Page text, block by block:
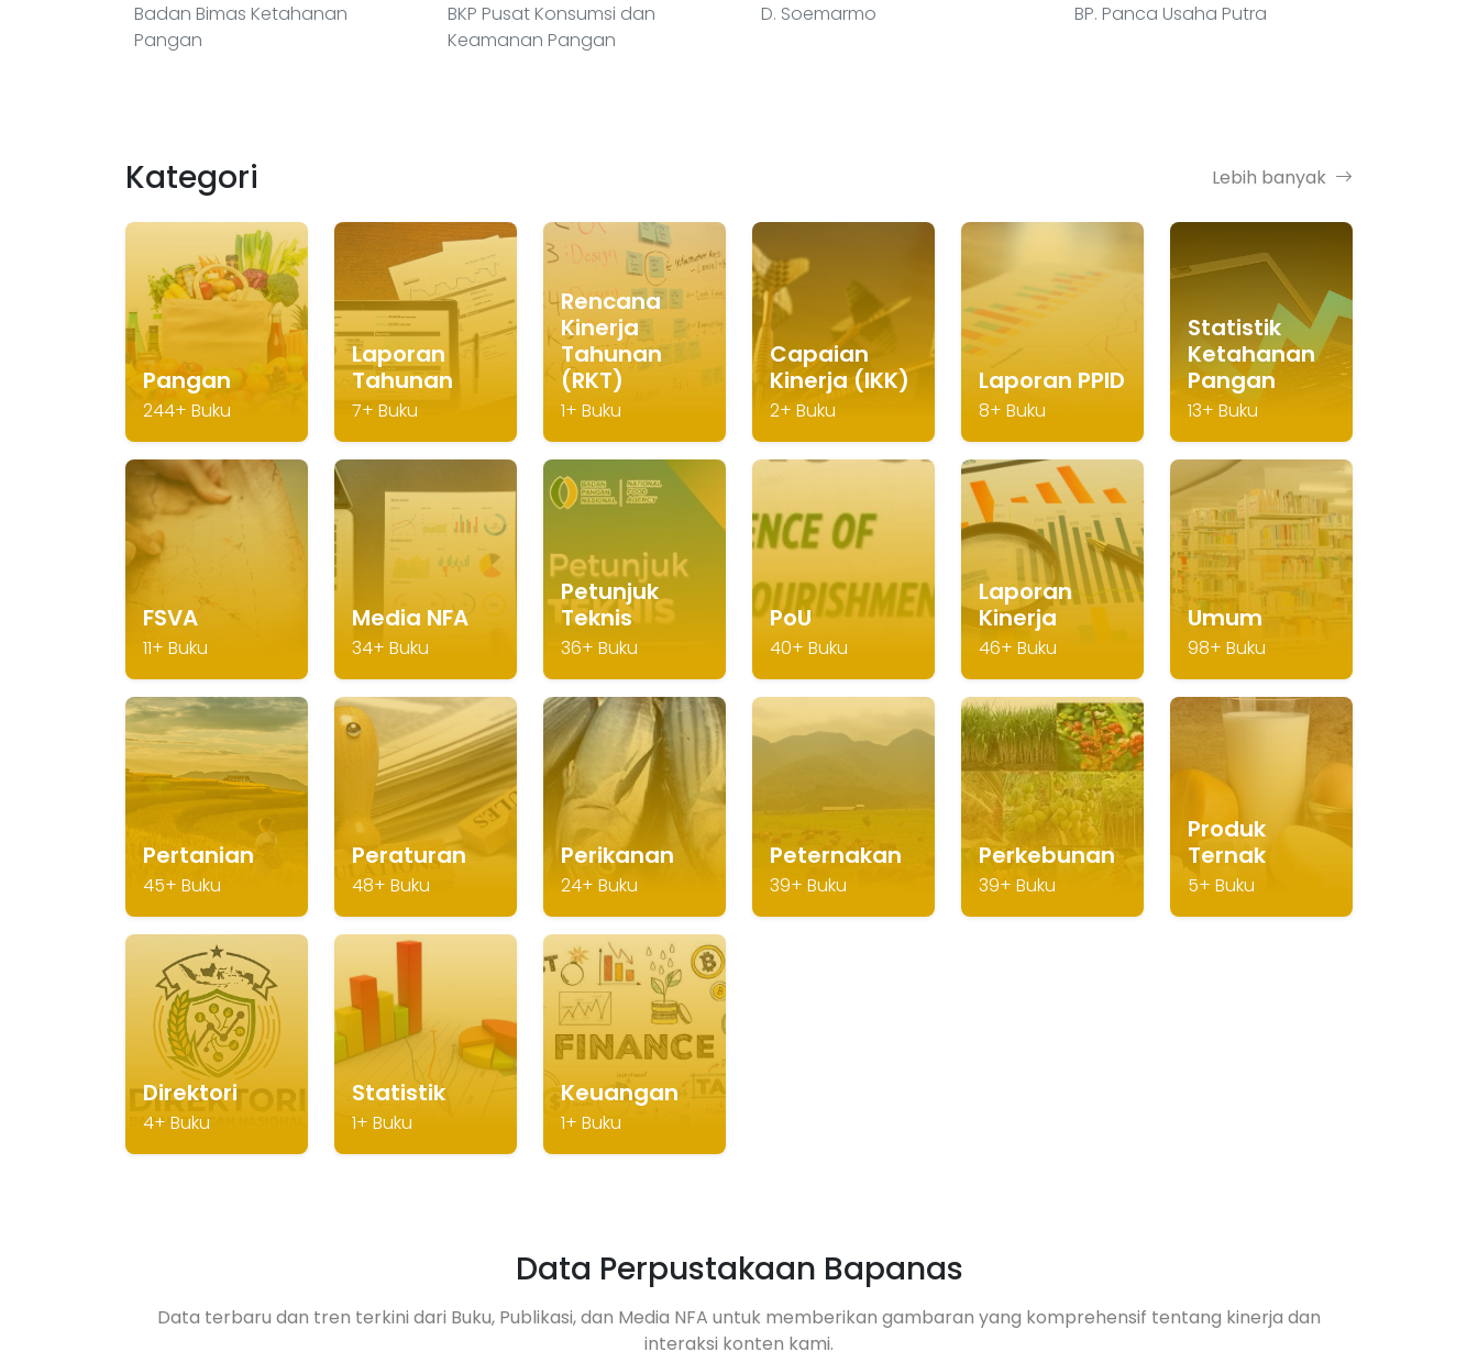
Badan Bimas Ketahanan
Pangan
BKP Pusat Konsumsi dan
Keamanan Pangan
D. Soemarmo BP. Panca Usaha Putra
Kategori Lebih banyak
Pangan
244+ Buku
Laporan
Tahunan
7+ Buku
Rencana
Kinerja
Tahunan
(RKT)
1+ Buku
Capaian
Kinerja (IKK)
2+ Buku
Laporan PPID
8+ Buku
Statistik
Ketahanan
Pangan
13+ Buku
FSVA
11+ Buku
Media NFA
34+ Buku
Petunjuk
Teknis
36+ Buku
PoU
40+ Buku
Laporan
Kinerja
46+ Buku
Umum
98+ Buku
Pertanian
45+ Buku
Peraturan
48+ Buku
Perikanan
24+ Buku
Peternakan
39+ Buku
Perkebunan
39+ Buku
Produk
Ternak
5+ Buku
Direktori
4+ Buku
Statistik
1+ Buku
Keuangan
1+ Buku
Data Perpustakaan Bapanas
Data terbaru dan tren terkini dari Buku, Publikasi, dan Media NFA untuk memberikan gambaran yang komprehensif tentang kinerja dan
interaksi konten kami.